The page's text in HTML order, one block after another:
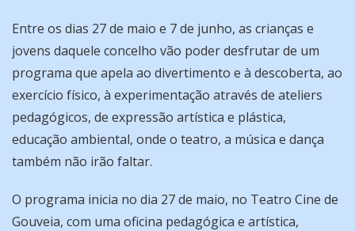
Entre os dias 27 de maio e 7 de junho, as crianças e
jovens daquele concelho vão poder desfrutar de um
programa que apela ao divertimento e à descoberta, ao
exercício físico, à experimentação através de ateliers
pedagógicos, de expressão artística e plástica,
educação ambiental, onde o teatro, a música e dança
também não irão faltar.
O programa inicia no dia 27 de maio, no Teatro Cine de
Gouveia, com uma oficina pedagógica e artística,